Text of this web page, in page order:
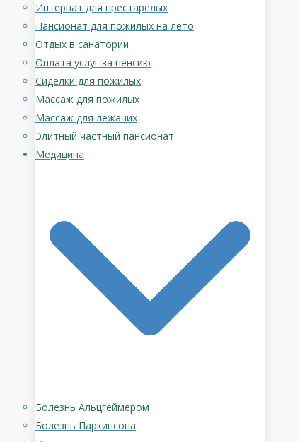
Интернат для престарелых
Пансионат для пожилых на лето
Отдых в санатории
Оплата услуг за пенсию
Сиделки для пожилых
Массаж для пожилых
Массаж для лежачих
Элитный частный пансионат
Медицина
Болезнь Альцгеймером
Болезнь Паркинсона